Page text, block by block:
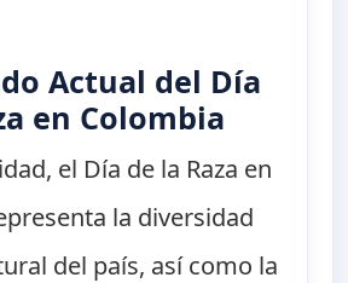
Actual del Día
en Colombia
el Día de la Raza en
la diversidad
del país, así como la